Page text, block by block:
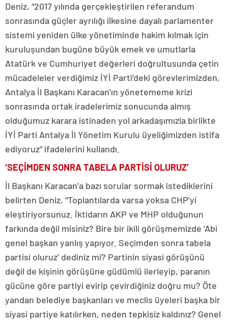
Deniz, “2017 yılında gerçekleştirilen referandum
sonrasında güçler ayrılığı ilkesine dayalı parlamenter
sistemi yeniden ülke yönetiminde hakim kılmak için
kuruluşundan bugüne büyük emek ve umutlarla
Atatürk ve Cumhuriyet değerleri doğrultusunda çetin
mücadeleler verdiğimiz İYİ Parti’deki görevlerimizden,
Antalya İl Başkanı Karacan’ın yönetememe krizi
sonrasında ortak iradelerimiz sonucunda almış
olduğumuz karara istinaden yol arkadaşımızla birlikte
İYİ Parti Antalya İl Yönetim Kurulu üyeliğimizden istifa
ediyoruz” ifadelerini kullandı.
‘SEÇİMDEN SONRA TABELA PARTİSİ OLURUZ’
İl Başkanı Karacan’a bazı sorular sormak istediklerini
belirten Deniz, “Toplantılarda varsa yoksa CHP’yi
eleştiriyorsunuz. İktidarın AKP ve MHP olduğunun
farkında değil misiniz? Bire bir ikili görüşmemizde ‘Abi
genel başkan yanlış yapıyor. Seçimden sonra tabela
partisi oluruz’ dediniz mi? Partinin siyasi görüşünü
değil de kişinin görüşüne güdümlü ilerleyip, paranın
gücüne göre partiyi evirip çevirdiğiniz doğru mu? Öte
yandan belediye başkanları ve meclis üyeleri başka bir
siyasi partiye katılırken, neden tepkisiz kaldınız? Genel